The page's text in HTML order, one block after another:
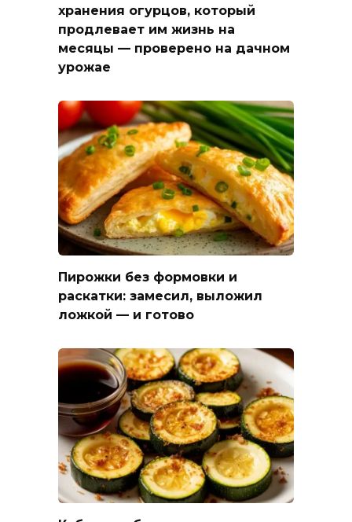
хранения огурцов, который
продлевает им жизнь на
месяцы — проверено на дачном
урожае
Пирожки без формовки и
раскатки: замесил, выложил
ложкой — и готово